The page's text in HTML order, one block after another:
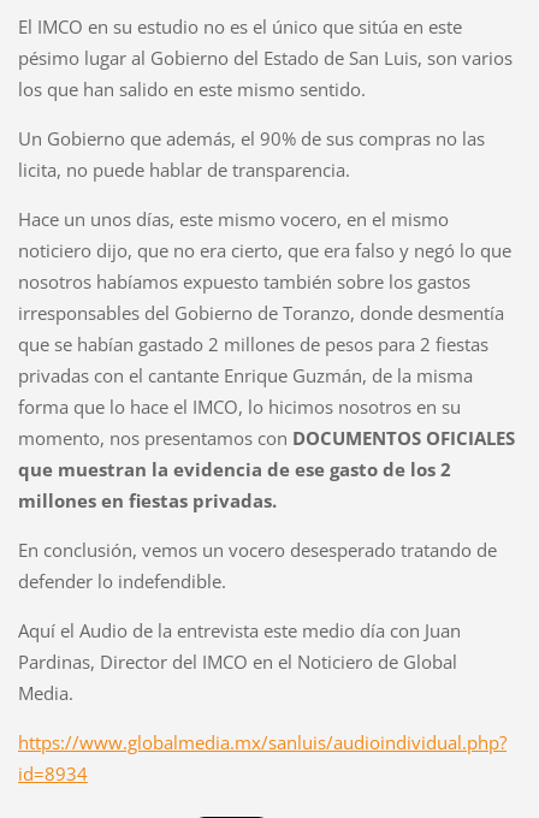
El IMCO en su estudio no es el único que sitúa en este
pésimo lugar al Gobierno del Estado de San Luis, son varios
los que han salido en este mismo sentido.
Un Gobierno que además, el 90% de sus compras no las
licita, no puede hablar de transparencia.
Hace un unos días, este mismo vocero, en el mismo
noticiero dijo, que no era cierto, que era falso y negó lo que
nosotros habíamos expuesto también sobre los gastos
irresponsables del Gobierno de Toranzo, donde desmentía
que se habían gastado 2 millones de pesos para 2 fiestas
privadas con el cantante Enrique Guzmán, de la misma
forma que lo hace el IMCO, lo hicimos nosotros en su
momento, nos presentamos con DOCUMENTOS OFICIALES
que muestran la evidencia de ese gasto de los 2
millones en fiestas privadas.
En conclusión, vemos un vocero desesperado tratando de
defender lo indefendible.
Aquí el Audio de la entrevista este medio día con Juan
Pardinas, Director del IMCO en el Noticiero de Global
Media.
https://www.globalmedia.mx/sanluis/audioindividual.php?
id=8934